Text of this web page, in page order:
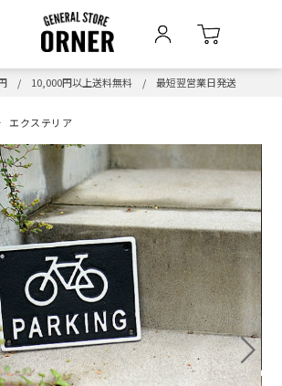
円 / 10,000円以上送料無料 / 最短翌営業日発送
エクステリア